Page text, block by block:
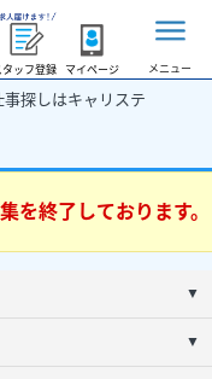
タッフ登録 マイページ メニュー
探しはキャリステ
を終了しております。
▼
▼